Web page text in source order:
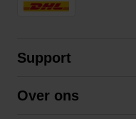
Support
Over ons